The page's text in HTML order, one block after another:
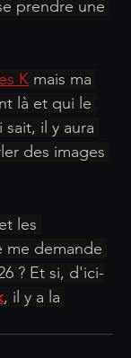
prendre une
K mais ma
là et qui le
il y aura
des images
les
me demande
? Et si, d'ici-
, il y a la